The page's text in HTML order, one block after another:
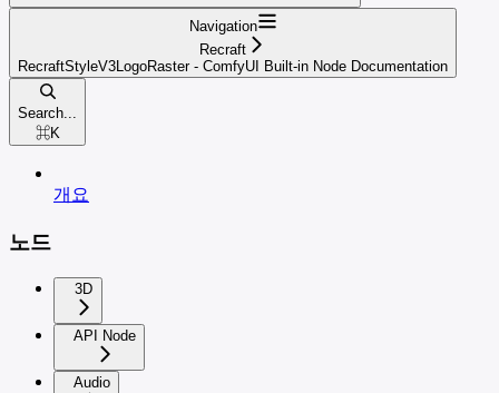
Navigation
Recraft
RecraftStyleV3LogoRaster - ComfyUI Built-in Node Documentation
Search...
⌘K
개요
노드
3D
API Node
Audio